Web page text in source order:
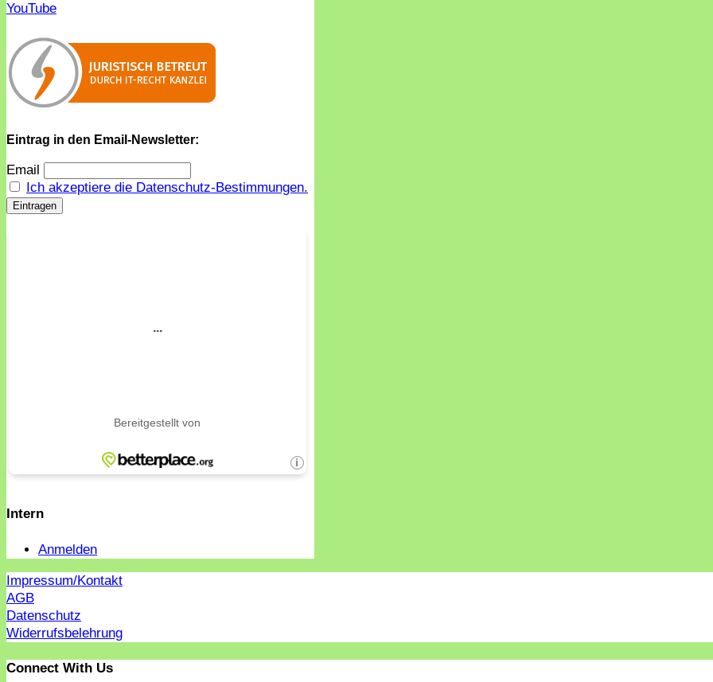
YouTube
Eintrag in den Email-Newsletter:
Email
Ich akzeptiere die Datenschutz-Bestimmungen.
Intern
Anmelden
Impressum/Kontakt
AGB
Datenschutz
Widerrufsbelehrung
Connect With Us